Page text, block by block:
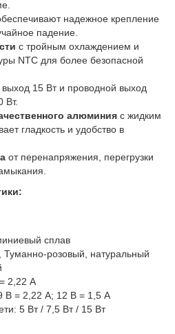
надежное крепление
падение.
с тройным охлаждением и
NTC для более безопасной
15 Вт и проводной выход
Вт.
алюминия с жидким
гладкость и удобство в
от перенапряжения, перегрузки
сплав
розовый, натуральный
2,22 А
В = 2,22 А; 12 В = 1,5 А
5 Вт / 7,5 Вт / 15 Вт